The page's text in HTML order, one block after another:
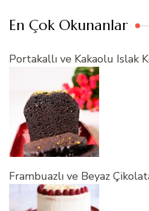
En Çok Okunanlar
Portakallı ve Kakaolu Islak
Frambuazlı ve Beyaz